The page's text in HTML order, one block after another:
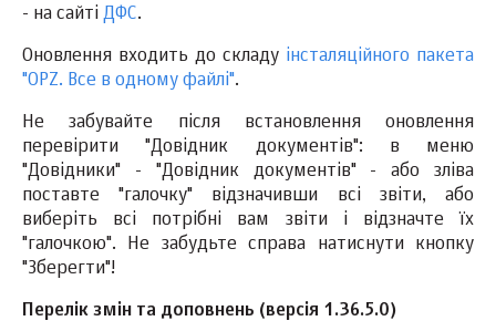
- на сайті ДФС.
Оновлення входить до складу інсталяційного пакета
"OPZ. Все в одному файлі".
Не забувайте після встановлення оновлення
перевірити "Довідник документів": в меню
"Довідники" - "Довідник документів" - або зліва
поставте "галочку" відзначивши всі звіти, або
виберіть всі потрібні вам звіти і відзначте їх
"галочкою". Не забудьте справа натиснути кнопку
"Зберегти"!
Перелік змін та доповнень (версія 1.36.5.0)